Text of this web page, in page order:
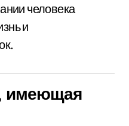
человека
и
имеющая